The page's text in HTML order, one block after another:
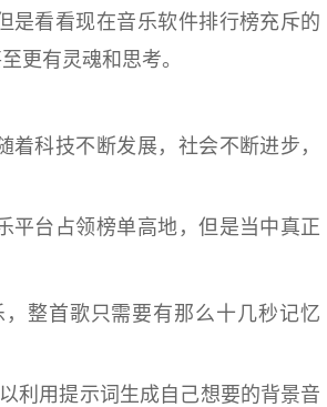
是看看现在音乐软件排行榜充斥的
更有灵魂和思考。
科技不断发展，社会不断进步，
平台占领榜单高地，但是当中真正
整首歌只需要有那么十几秒记忆
利用提示词生成自己想要的背景音